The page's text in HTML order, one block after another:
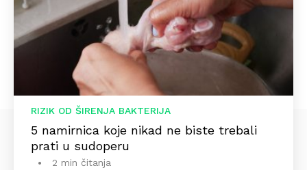
RIZIK OD ŠIRENJA BAKTERIJA
5 namirnica koje nikad ne biste trebali
prati u sudoperu
2 min čitanja